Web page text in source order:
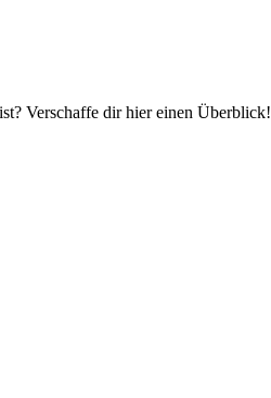
Verschaffe dir hier einen Überblick!